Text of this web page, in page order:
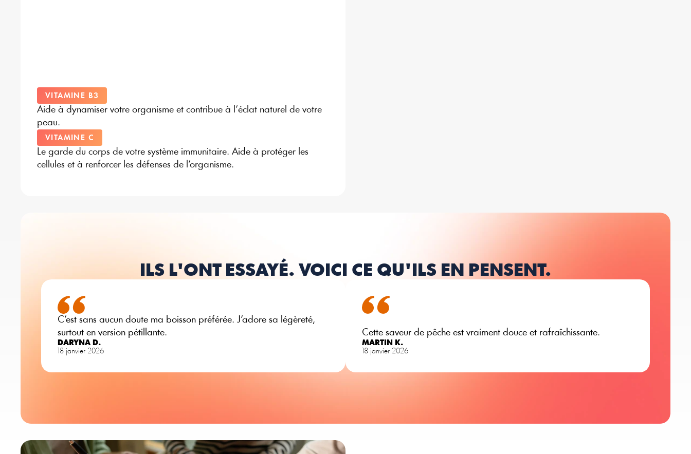
VITAMINE B3
Aide à dynamiser votre organisme et contribue à l’éclat naturel de votre
peau.
VITAMINE C
Le garde du corps de votre système immunitaire. Aide à protéger les
cellules et à renforcer les défenses de l’organisme.
ILS L'ONT ESSAYÉ. VOICI CE QU'ILS EN PENSENT.
C’est sans aucun doute ma boisson préférée. J’adore sa légèreté,
surtout en version pétillante.
DARYNA D.
18 janvier 2026
Cette saveur de pêche est vraiment douce et rafraîchissante.
MARTIN K.
18 janvier 2026